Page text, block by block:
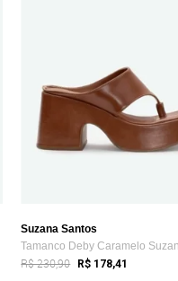
Suzana Santos
R$ 230,90 R$ 178,41